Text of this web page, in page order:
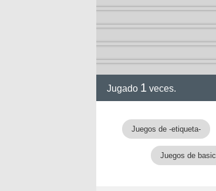
Jugado 1 veces.
Juegos de -etiqueta-
Juegos de basic